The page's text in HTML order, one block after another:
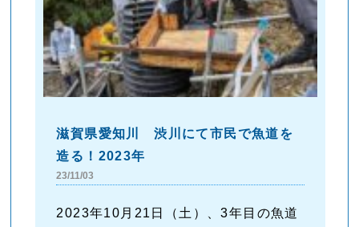
滋賀県愛知川 渋川にて市民で魚道を
造る！2023年
23/11/03
2023年10月21日（土）、3年目の魚道